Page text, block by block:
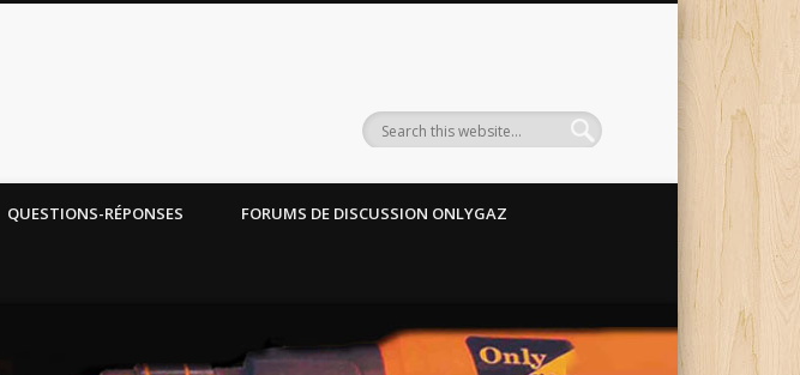
QUESTIONS-RÉPONSES FORUMS DE DISCUSSION ONLYGAZ